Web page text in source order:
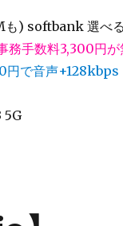
も) softbank 選べる
務手数料3,300円が
円で音声+128kbps
5G